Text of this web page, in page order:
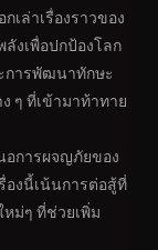
เล่าเรื่องราวของ
งเพื่อปกป้องโลก
การพัฒนาทักษะ
ๆ ที่เข้ามาท้าทาย
อการผจญภัยของ
องนี้เน้นการต่อสู้ที่
ม่ๆ ที่ช่วยเพิ่ม